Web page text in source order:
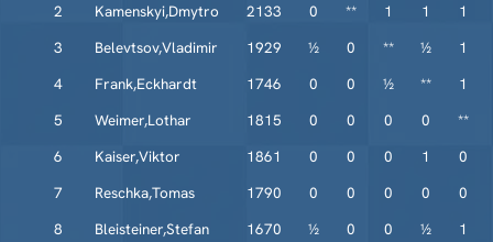
2
Kamenskyi,Dmytro 2133 0 ** 1 1
1
3
Belevtsov,Vladimir 1929 ½ 0 ** ½
1
4
Frank,Eckhardt 1746 0 0 ½ **
1
5
Weimer,Lothar 1815 0 0 0 0
**
6
Kaiser,Viktor 1861 0 0 0 1
0
7
Reschka,Tomas 1790 0 0 0 0
0
8
Bleisteiner,Stefan 1670 ½ 0 0 ½
1